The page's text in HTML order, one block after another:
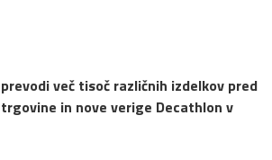
več tisoč različnih izdelkov pred
in nove verige Decathlon v